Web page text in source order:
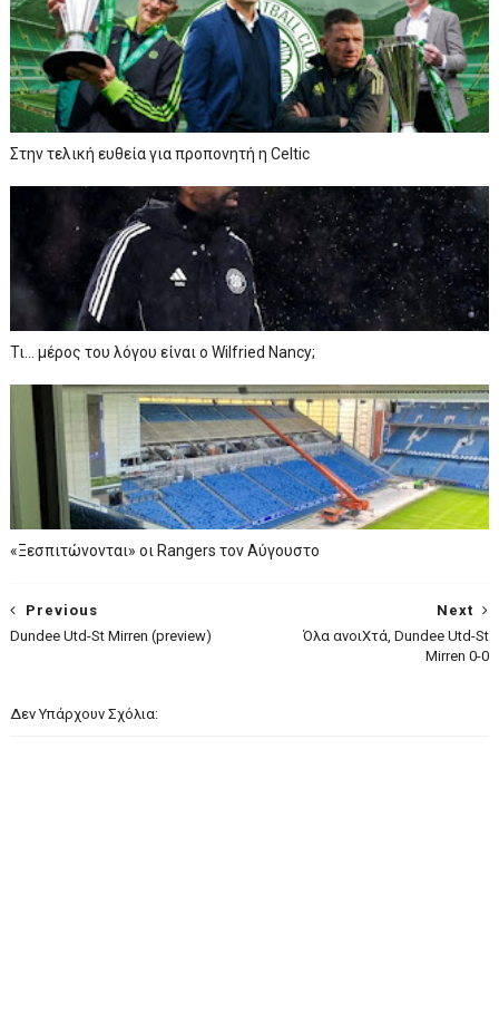
Στην τελική ευθεία για προπονητή η Celtic
Τι… μέρος του λόγου είναι ο Wilfried Nancy;
«Ξεσπιτώνονται» οι Rangers τον Αύγουστο
Next
Όλα ανοιΧτά, Dundee Utd-St
Mirren 0-0
Previous
Dundee Utd-St Mirren (preview)
Δεν Υπάρχουν Σχόλια: